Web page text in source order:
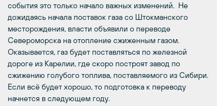
события это только начало важных изменений. Не
дожидаясь начала поставок газа со Штокманского
месторождения, власти объявили о переводе
Североморска на отопление сжиженным газом.
Оказывается, газ будет поставляться по железной
дороге из Карелии, где скоро построят завод по
сжижению голубого топлива, поставляемого из Сибири.
Если всё будет хорошо, то подготовка к переводу
начнется в следующем году.